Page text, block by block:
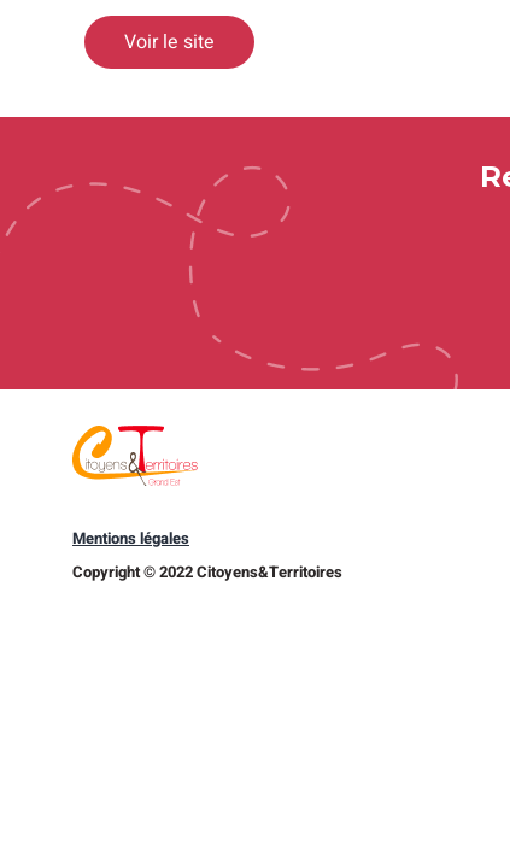
Voir le site
Mentions légales
Copyright © 2022 Citoyens&Territoires